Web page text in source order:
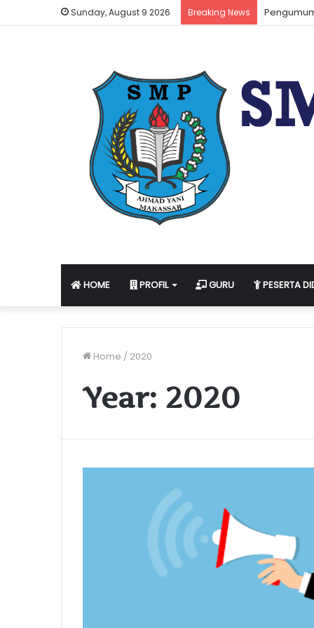
Sunday, August 9 2026 Breaking News Informasi
HOME PROFIL GURU PESERTA
Home / 2020
Year: 2020